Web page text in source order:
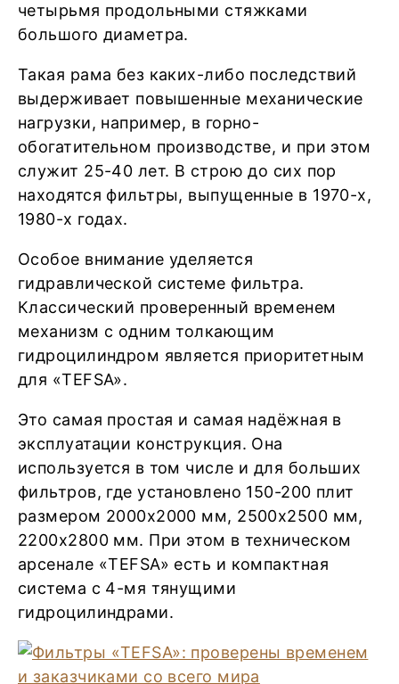
четырьмя продольными стяжками
большого диаметра.
Такая рама без каких-либо последствий
выдерживает повышенные механические
нагрузки, например, в горно-
обогатительном производстве, и при этом
служит 25-40 лет. В строю до сих пор
находятся фильтры, выпущенные в 1970-х,
1980-х годах.
Особое внимание уделяется
гидравлической системе фильтра.
Классический проверенный временем
механизм с одним толкающим
гидроцилиндром является приоритетным
для «TEFSA».
Это самая простая и самая надёжная в
эксплуатации конструкция. Она
используется в том числе и для больших
фильтров, где установлено 150-200 плит
размером 2000х2000 мм, 2500х2500 мм,
2200х2800 мм. При этом в техническом
арсенале «TEFSA» есть и компактная
система с 4-мя тянущими
гидроцилиндрами.